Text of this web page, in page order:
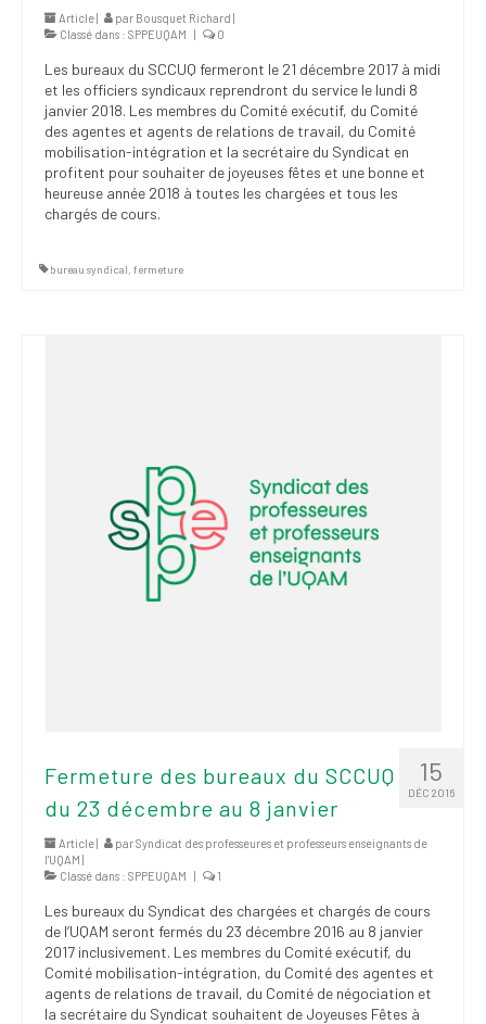
Article | par Bousquet Richard |
Classé dans : SPPEUQAM | 0
Les bureaux du SCCUQ fermeront le 21 décembre 2017 à midi
et les officiers syndicaux reprendront du service le lundi 8
janvier 2018. Les membres du Comité exécutif, du Comité
des agentes et agents de relations de travail, du Comité
mobilisation-intégration et la secrétaire du Syndicat en
profitent pour souhaiter de joyeuses fêtes et une bonne et
heureuse année 2018 à toutes les chargées et tous les
chargés de cours.
bureau syndical, fermeture
15
DÉC 2016
Fermeture des bureaux du SCCUQ
du 23 décembre au 8 janvier
Article | parSyndicat des professeures et professeurs enseignants de
l'UQAM |
Classé dans : SPPEUQAM | 1
Les bureaux du Syndicat des chargées et chargés de cours
de l’UQAM seront fermés du 23 décembre 2016 au 8 janvier
2017 inclusivement. Les membres du Comité exécutif, du
Comité mobilisation-intégration, du Comité des agentes et
agents de relations de travail, du Comité de négociation et
la secrétaire du Syndicat souhaitent de Joyeuses Fêtes à